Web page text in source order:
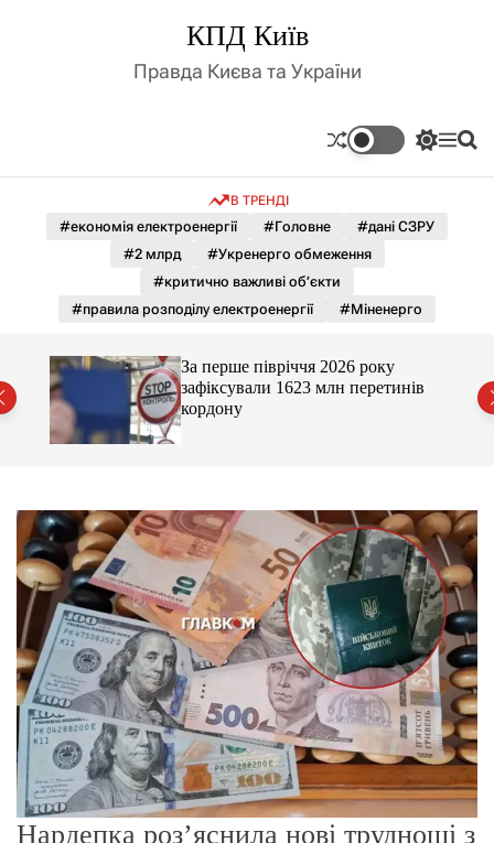
д
КПД Київ
Правда Києва та України
П
м
к
ь
о
р
е
ж
и
М П
В ТРЕНДІ
#економія електроенергії #Головне
#дані СЗРУ
#2 млрд
#Укренерго обмеження
#критично важливі об’єкти
#правила розподілу електроенергії
#Міненерго
За перше півріччя 2026 року
зафіксували 1623 млн перетинів
кордону
Нардепка роз’яснила нові труднощі з